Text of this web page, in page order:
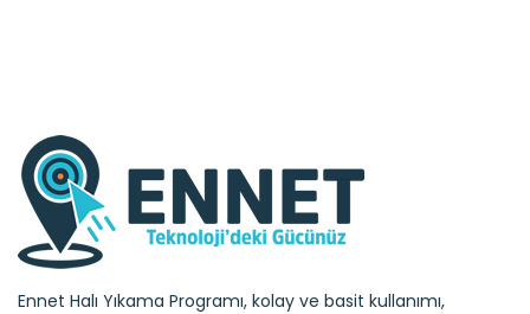
Ennet Halı Yıkama Programı, kolay ve basit kullanımı,